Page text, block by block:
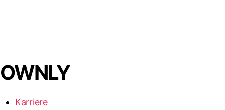
OWNLY
Karriere